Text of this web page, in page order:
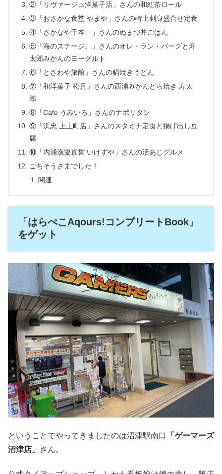
②「リヴァージュ洋菓子店」さんの和紅茶ロール
③「おさかな食堂 やまや」さんの特上刺身盛合せ定食
④「さかなや千本一」さんのぬまづ丼ごはん
⑤「海のステージ。」さんのオレ・ラン・バーグと寿
太郎みかんのヨーグルト
⑥「とさわや旅館」さんの鍋焼きうどん
⑦「和洋菓子 松月」さんの西浦みかんどら焼き 寿太
郎
⑧「Cafe うみいろ」さんのナポリタン
⑨「浜忠 上土町店」さんのスタミナ定食と揚げ出し豆
腐
⑩「内浦漁協直営 いけすや」さんの活あじグルメ
ごちそうさまでした！
関連
「はらぺこAqours!コンプリートBook」
をゲット
ということでやってきましたのは沼津駅南口
「ゲーマーズ
沼津店」
さん。